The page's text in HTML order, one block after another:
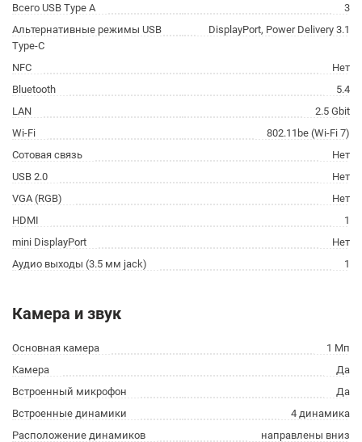
Всего USB Type A
3
Альтернативные режимы USB
Type-C
DisplayPort, Power Delivery 3.1
NFC
Нет
Bluetooth
5.4
LAN
2.5 Gbit
Wi-Fi
802.11be (Wi-Fi 7)
Сотовая связь
Нет
USB 2.0
Нет
VGA (RGB)
Нет
HDMI
1
mini DisplayPort
Нет
Аудио выходы (3.5 мм jack)
1
Камера и звук
Основная камера
1 Мп
Камера
Да
Встроенный микрофон
Да
Встроенные динамики
4 динамика
Расположение динамиков
направлены вниз